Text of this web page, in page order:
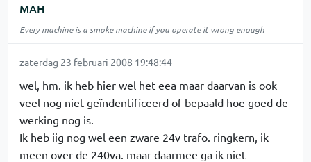
MAH
Every machine is a smoke machine if you operate it wrong enough
zaterdag 23 februari 2008 19:48:44
wel, hm. ik heb hier wel het eea maar daarvan is ook
veel nog niet geïndentificeerd of bepaald hoe goed de
werking nog is.
Ik heb iig nog wel een zware 24v trafo. ringkern, ik
meen over de 240va. maar daarmee ga ik niet